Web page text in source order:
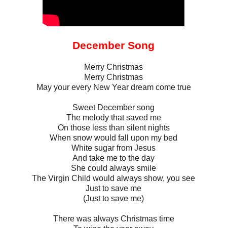
December Song
Merry Christmas
Merry Christmas
May your every New Year dream come true
Sweet December song
The melody that saved me
On those less than silent nights
When snow would fall upon my bed
White sugar from Jesus
And take me to the day
She could always smile
The Virgin Child would always show, you see
Just to save me
(Just to save me)
There was always Christmas time